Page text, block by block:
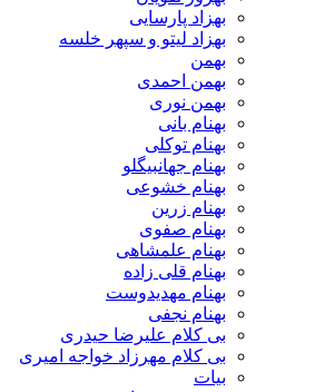
بهزاد پارسایی
بهزاد لیتو و سپهر خلسه
بهمن
بهمن احمدی
بهمن نوری
بهنام بانی
بهنام توکلی
بهنام جهانبیگلو
بهنام خشوعی
بهنام زرین
بهنام صفوی
بهنام علمشاهی
بهنام قلی زاده
بهنام مهدیدوست
بهنام نجفی
بی کلام علیرضا حیدری
بی کلام مهرزاد خواجه امیری
بیات